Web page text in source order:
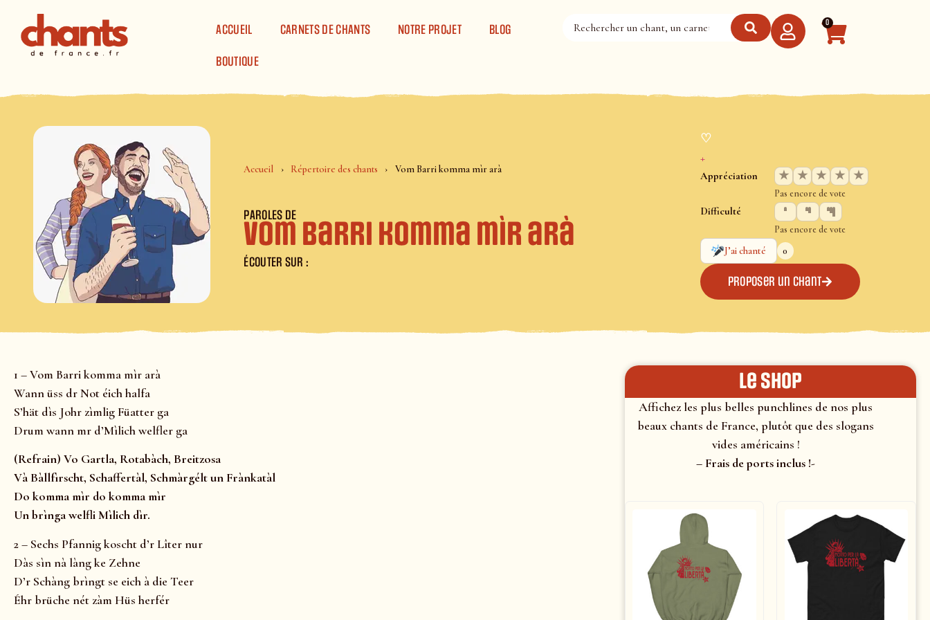
ACCUEIL
CARNETS DE CHANTS NOTRE PROJET BLOG
BOUTIQUE
0
Accueil Répertoire des chants Vom Barri komma mìr arà
PAROLES DE
Vom Barri komma mìr arà
ÉCOUTER SUR :
♡
+
Appréciation ★ ★ ★ ★ ★
Pas encore de vote
Difficulté
Pas encore de vote
J’ai chanté
0
Proposer un chant
1 – Vom Barri komma mìr arà
Wann üss dr Not éich halfa
S’hät dìs Johr zìmlig Füatter ga
Drum wann mr d’Mìlich welfler ga
(Refrain) Vo Gartla, Rotabàch, Breitzosa
Và Bàllfìrscht, Schaffertàl, Schmàrgélt un Frànkatàl
Do komma mìr do komma mìr
Un brìnga welfli Mìlich dìr.
2 – Sechs Pfannig koscht d’r Lîter nur
Dàs sìn nà làng ke Zehne
D’r Schàng brìngt se eich à die Teer
Éhr brüche nét zàm Hüs herfér
le shop
Affichez les plus belles punchlines de nos plus
beaux chants de France, plutôt que des slogans
vides américains !
– Frais de ports inclus !-